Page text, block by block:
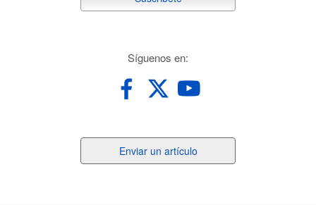
suscribete
Síguenos en:
un
Enviar un artículo